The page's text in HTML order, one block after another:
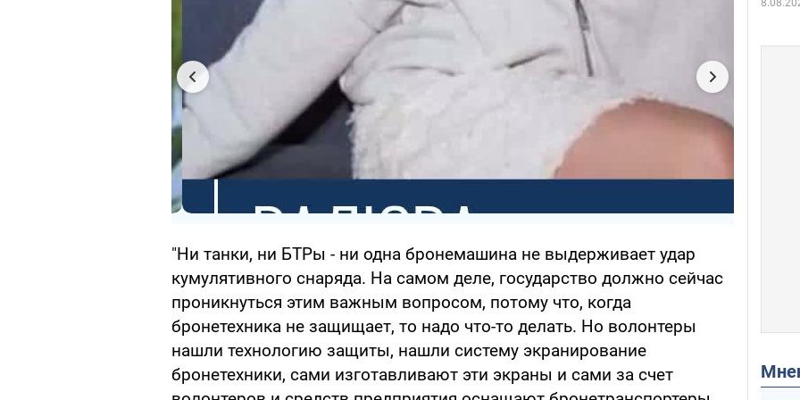
"Ни танки, ни БТРы - ни одна бронемашина не выдерживает удар
кумулятивного снаряда. На самом деле, государство должно сейчас
проникнуться этим важным вопросом, потому что, когда
бронетехника не защищает, то надо что-то делать. Но волонтеры
нашли технологию защиты, нашли систему экранирование
бронетехники, сами изготавливают эти экраны и сами за счет